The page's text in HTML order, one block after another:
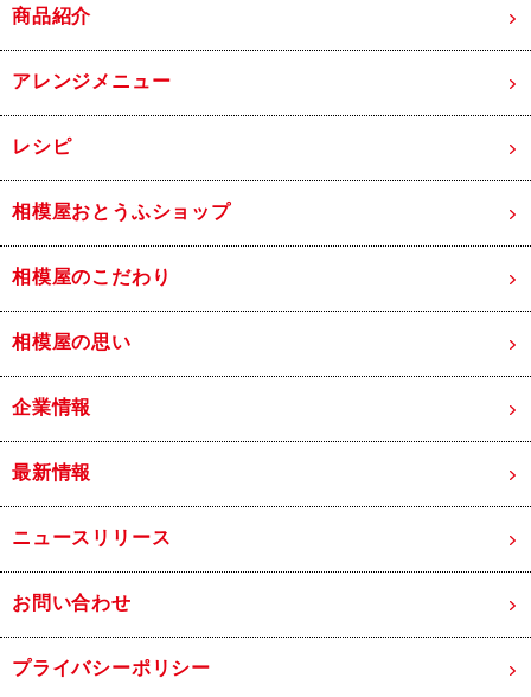
商品紹介
アレンジメニュー
レシピ
相模屋おとうふショップ
相模屋のこだわり
相模屋の思い
企業情報
最新情報
ニュースリリース
お問い合わせ
プライバシーポリシー